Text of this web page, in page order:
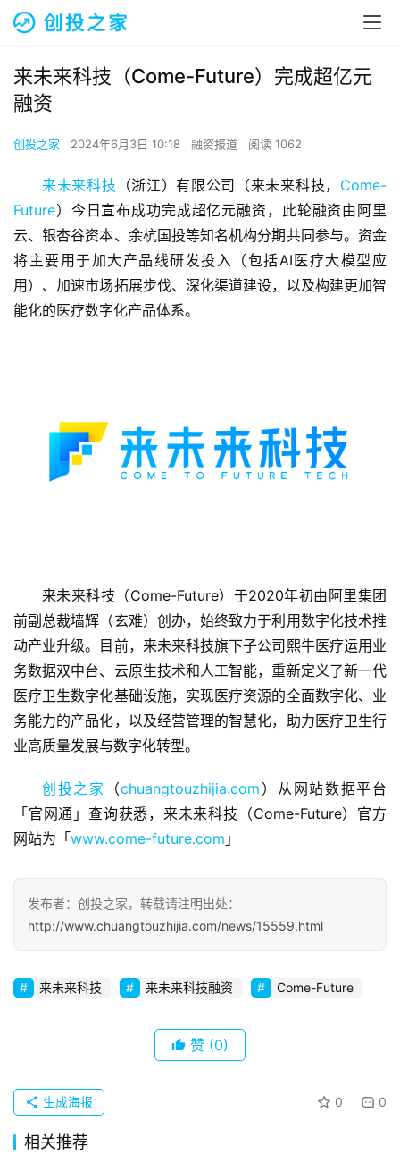
融
资
报
道
观
察
创
企
业
品
并
购
重
登录
来未来科技（Come-Future）完成超亿元
融资
创投之家 2024年6月3日 10:18 融资报道 阅读 1062
来未来科技 （浙江）有限公司（来未来科技， Come-
Future）今日宣布成功完成超亿元融资，此轮融资由阿里
云、银杏谷资本、余杭国投等知名机构分期共同参与。资金
将主要用于加大产品线研发投入（包括AI医疗大模型应
用）、加速市场拓展步伐、深化渠道建设，以及构建更加智
能化的医疗数字化产品体系。
来未来科技（Come-Future）于2020年初由阿里集团
前副总裁墙辉（玄难）创办，始终致力于利用数字化技术推
动产业升级。目前，来未来科技旗下子公司熙牛医疗运用业
务数据双中台、云原生技术和人工智能，重新定义了新一代
医疗卫生数字化基础设施，实现医疗资源的全面数字化、业
务能力的产品化，以及经营管理的智慧化，助力医疗卫生行
业高质量发展与数字化转型。
创投之家 （chuangtouzhijia.com ）从网站数据平台
「官网通」查询获悉，来未来科技（Come-Future）官方
网站为「www.come-future.com 」
发布者：创投之家，转载请注明出处：
http://www.chuangtouzhijia.com/news/15559.html
来未来科技 来未来科技融资 Come-Future
赞 (0)
0 0
生成海报
相关推荐